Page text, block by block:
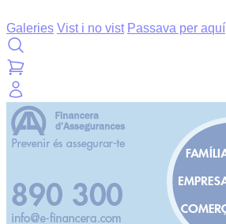
Galeries Vist i no vist Passava per aquí